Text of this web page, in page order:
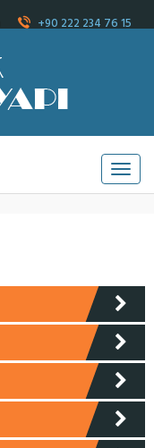
+90 222 234 76 15